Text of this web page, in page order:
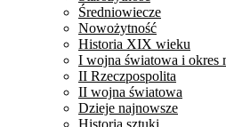
Średniowiecze
Nowożytność
Historia XIX wieku
I wojna światowa i okres
II Rzeczpospolita
II wojna światowa
Dzieje najnowsze